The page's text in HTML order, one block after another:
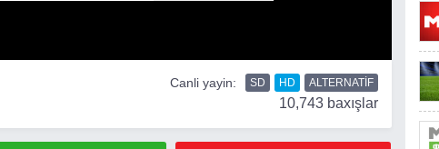
Canli yayin: SD HD ALTERNATIF
10,743 baxışlar